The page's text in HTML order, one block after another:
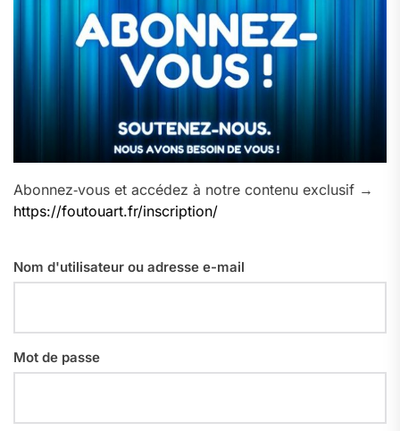
Abonnez‑vous et accédez à notre contenu exclusif →
https://foutouart.fr/inscription/
Nom d'utilisateur ou adresse e-mail
Mot de passe